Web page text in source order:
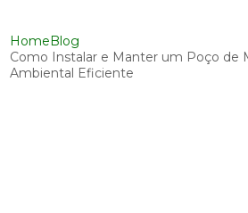
HomeBlog
Como Instalar e Manter um Poço de
Ambiental Eficiente